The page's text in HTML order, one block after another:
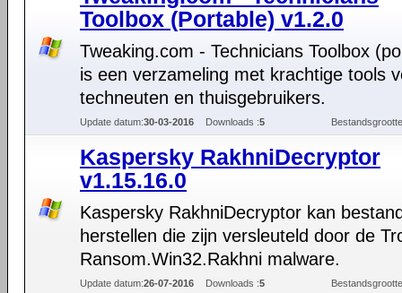
Toolbox (Portable) v1.2.0
Tweaking.com - Technicians Toolbox
is een verzameling met krachtige tools
techneuten en thuisgebruikers.
Update datum:30-03-2016 Downloads :5
Kaspersky RakhniDecryptor
v1.15.16.0
Kaspersky RakhniDecryptor kan
herstellen die zijn versleuteld door de
Ransom.Win32.Rakhni malware.
Update datum:26-07-2016 Downloads :5